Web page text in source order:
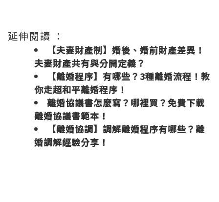
延伸閱讀 ：
【夫妻財產制】婚後、婚前財產差異！
夫妻財產共有與分開定義？
【離婚程序】有哪些？3種離婚流程！教
你走超和平離婚程序！
離婚協議書怎麼寫？哪裡買？免費下載
離婚協議書範本！
【離婚協調】調解離婚程序有哪些？離
婚調解經驗分享！